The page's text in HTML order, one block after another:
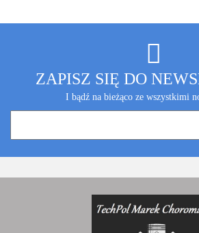
ZAPISZ SIĘ DO
I bądź na bieżąco ze wszystkimi